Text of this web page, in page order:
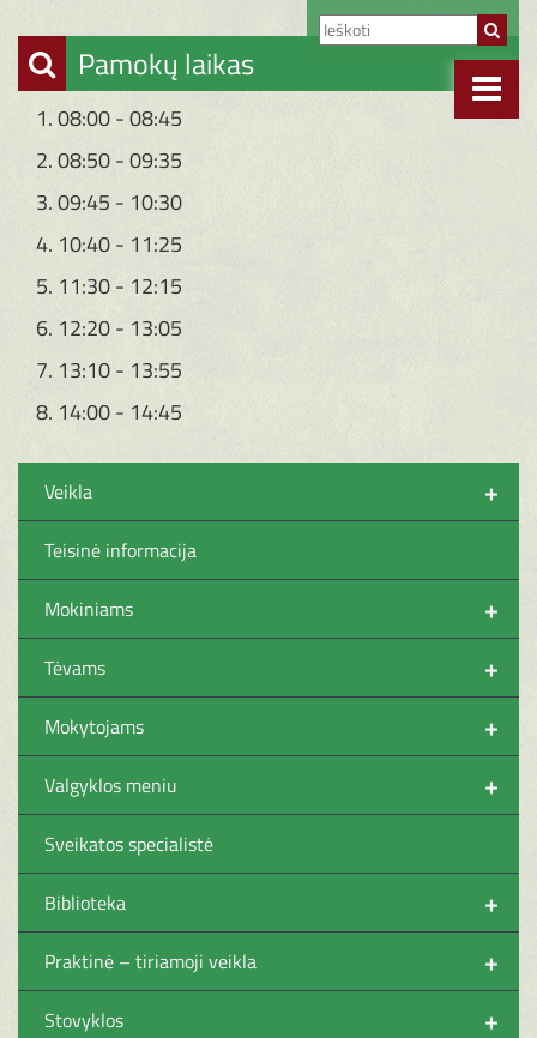
Pamokų laikas
1. 08:00 - 08:45
2. 08:50 - 09:35
3. 09:45 - 10:30
4. 10:40 - 11:25
5. 11:30 - 12:15
6. 12:20 - 13:05
7. 13:10 - 13:55
8. 14:00 - 14:45
+
Veikla
Teisinė informacija
+
Mokiniams
+
Tėvams
+
Mokytojams
+
Valgyklos meniu
Sveikatos specialistė
+
Biblioteka
+
Praktinė – tiriamoji veikla
+
Stovyklos